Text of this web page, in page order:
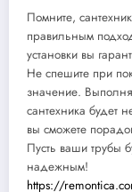
Помните,
правильным
установки вы
Не спешите при
значение.
сантехника будет
вы сможете
Пусть ваши трубы
надежным!
https://